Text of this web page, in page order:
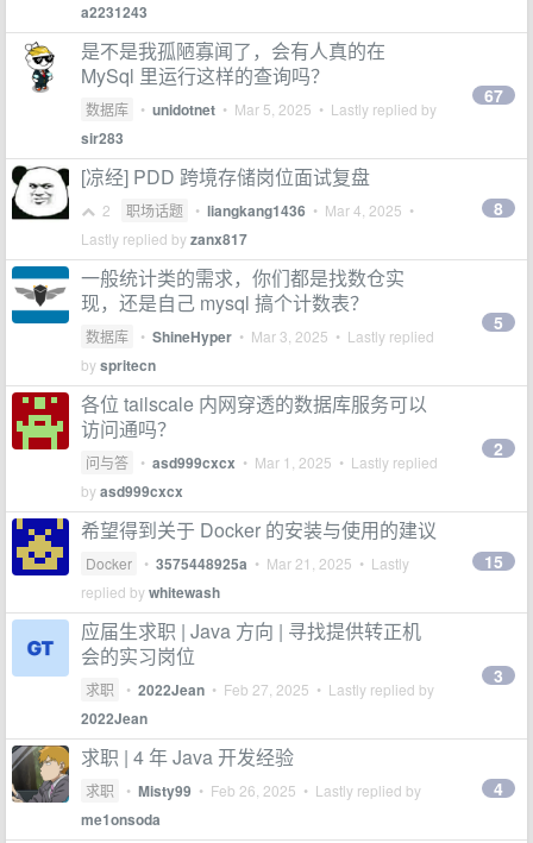
a2231243
是不是我孤陋寡闻了，会有人真的在
MySql 里运行这样的查询吗？
数据库 • unidotnet • Mar 5, 2025 • Lastly replied by
sir283
67
[凉经] PDD 跨境存储岗位面试复盘
2 职场话题 • liangkang1436 • Mar 4, 2025 •
Lastly replied byzanx817
8
一般统计类的需求，你们都是找数仓实
现，还是自己 mysql 搞个计数表？
数据库 • ShineHyper • Mar 3, 2025 • Lastly replied
byspritecn
5
各位 tailscale 内网穿透的数据库服务可以
访问通吗？
问与答 • asd999cxcx • Mar 1, 2025 • Lastly replied
byasd999cxcx
2
希望得到关于 Docker 的安装与使用的建议
Docker • 3575448925a • Mar 21, 2025 • Lastly
replied bywhitewash
15
应届生求职 | Java 方向 | 寻找提供转正机
会的实习岗位
求职 • 2022Jean • Feb 27, 2025 • Lastly replied by
2022Jean
3
求职 | 4 年 Java 开发经验
求职 • Misty99 • Feb 26, 2025 • Lastly replied by
me1onsoda
4